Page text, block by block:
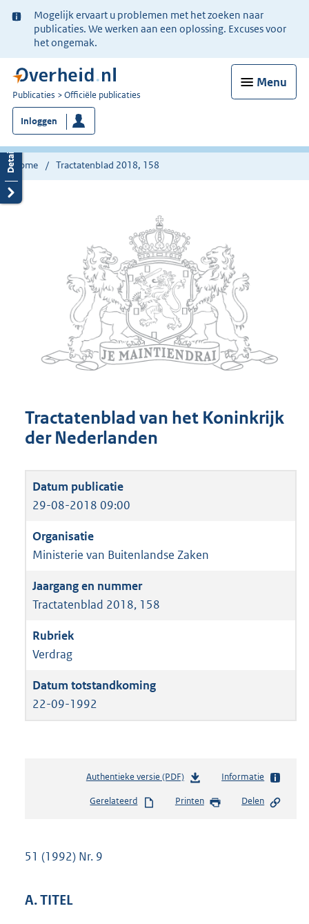
Ter
informatie:
Mogelijk ervaart u problemen met het zoeken naar
publicaties. We werken aan een oplossing. Excuses voor
het ongemak.
Menu
U
bent
nu
hier:
Publicaties Officiële publicaties
Inloggen
Home Tractatenblad 2018, 158
Tractatenblad van het Koninkrijk
der Nederlanden
29-08-2018 09:00
Ministerie van Buitenlandse Zaken
Tractatenblad 2018, 158
Verdrag
22-09-1992
Authentieke versie (PDF)b
s
Informatie
Gerelateerd Printen Delen
51 (1992) Nr. 9
A. TITEL